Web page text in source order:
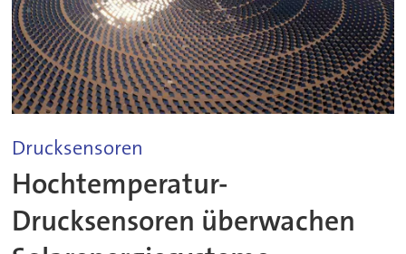
Drucksensoren
Hochtemperatur-
Drucksensoren überwachen